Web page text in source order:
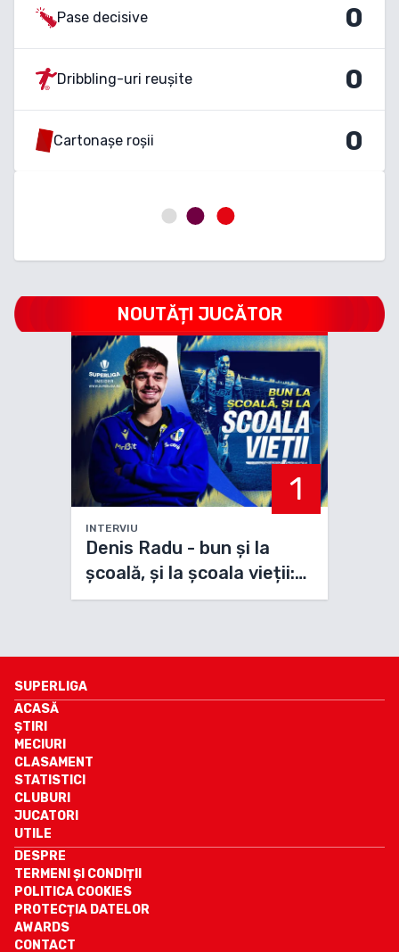
Pase decisive 0
Dribbling-uri reușite 0
Cartonașe roșii 0
NOUTĂȚI JUCĂTOR
1
INTERVIU
Denis Radu - bun și la
școală, și la școala vieții:
„M-a ajutat că am plecat
SUPERLIGA
ACASĂ
ȘTIRI
MECIURI
CLASAMENT
STATISTICI
CLUBURI
JUCATORI
UTILE
DESPRE
TERMENI ȘI CONDIȚII
POLITICA COOKIES
PROTECȚIA DATELOR
AWARDS
CONTACT